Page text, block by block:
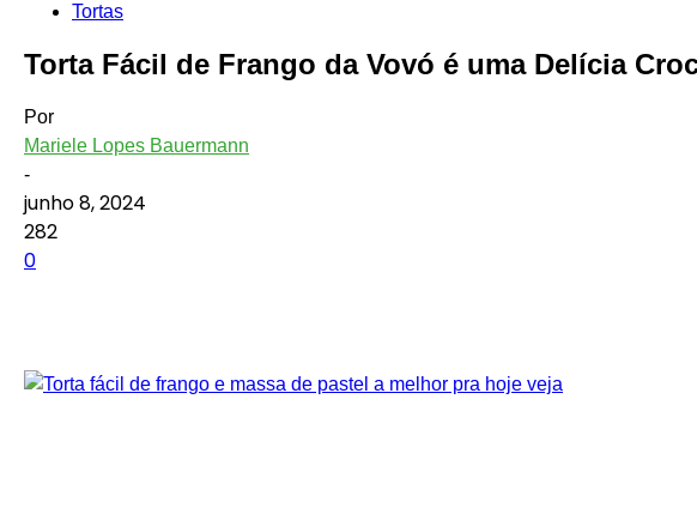
Tortas
Torta Fácil de Frango da Vovó é uma Delícia
Por
Mariele Lopes Bauermann
-
junho 8, 2024
282
0